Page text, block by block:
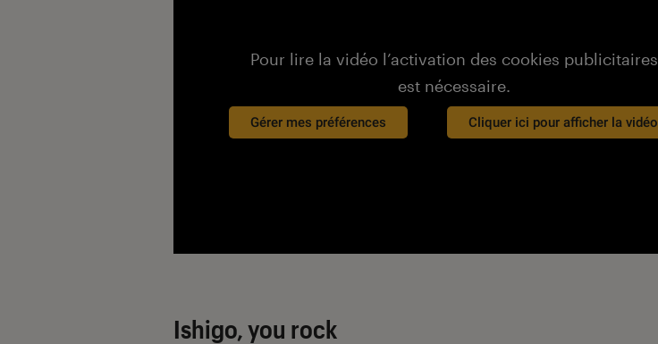
Pour lire la vidéo l’activation des cookies publicitaires
est nécessaire.
Gérer mes préférences Cliquer ici pour afficher la vidéo
Ishigo, you rock